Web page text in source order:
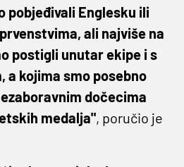
pobjeđivali Englesku ili
ali najviše na
postigli unutar ekipe i s
a kojima smo posebno
dočecima
medalja", poručio je